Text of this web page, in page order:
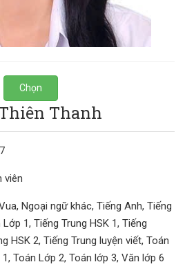
Chọn
Thanh
viên
Ngoại ngữ khác, Tiếng Anh, Tiếng
Lớp 1, Tiếng Trung HSK 1, Tiếng
HSK 2, Tiếng Trung luyện viết, Toán
Toán Lớp 2, Toán lớp 3, Văn lớp 6